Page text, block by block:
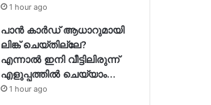
1 hour ago
പാൻ കാർഡ് ആധാറുമായി
ലിങ്ക് ചെയ്തില്ലേ?
എന്നാൽ ഇനി വീട്ടിലിരുന്ന്
എളുപ്പത്തിൽ ചെയ്യാം…
1 hour ago